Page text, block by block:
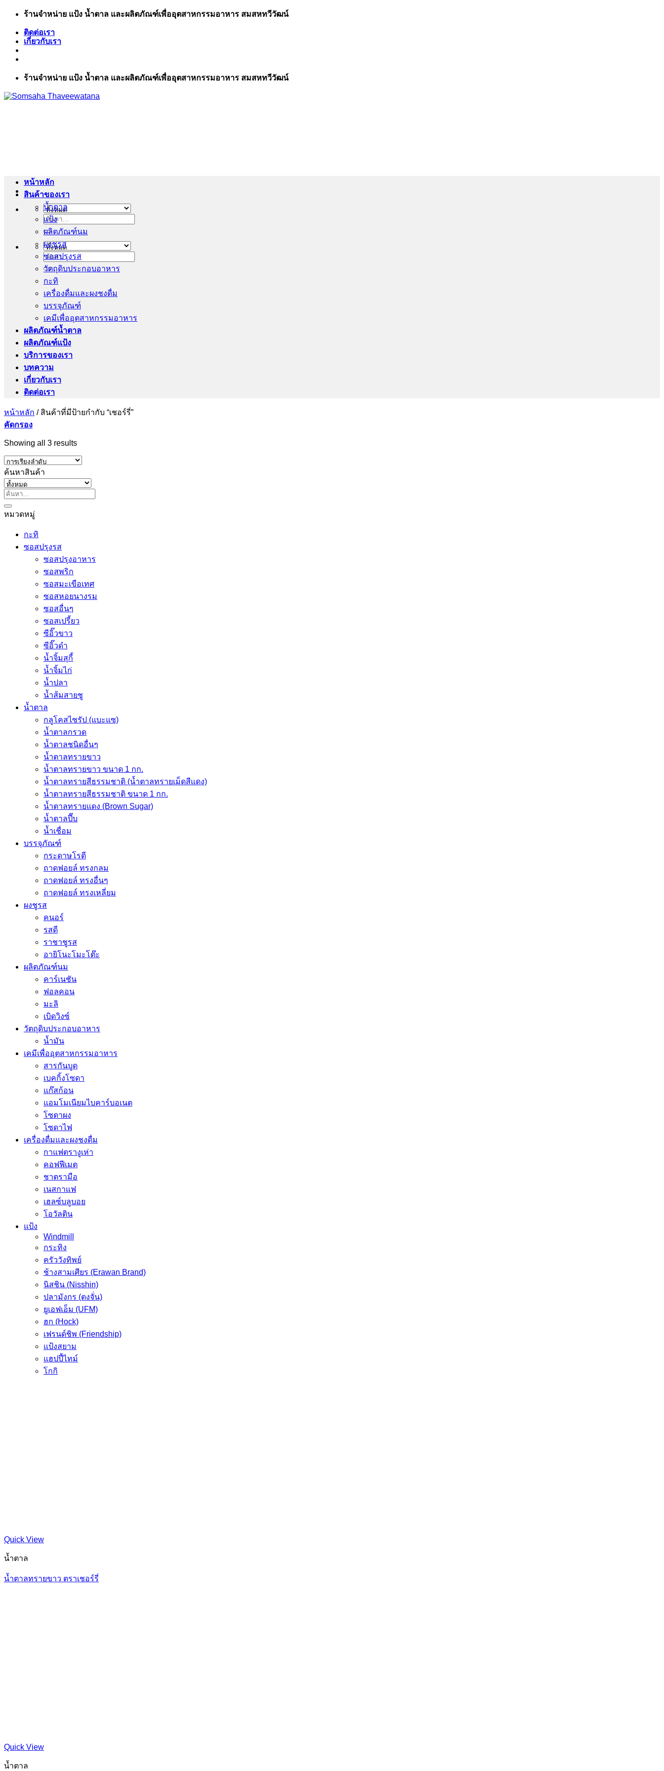
ข้าม
เนื้อหา
ร้านจำหน่าย แป้ง น้ำตาล และผลิตภัณฑ์เพื่ออุตสาหกรรมอาหาร สมสหทวีวัฒน์
ติดต่อเรา
เกี่ยวกับเรา
ร้านจำหน่าย แป้ง น้ำตาล และผลิตภัณฑ์เพื่ออุตสาหกรรมอาหาร สมสหทวีวัฒน์
ค้นหา:
ค้นหา:
หน้าหลัก
สินค้าของเรา
น้ำตาล
แป้ง
ผลิตภัณฑ์นม
ผงชูรส
ซอสปรุงรส
วัตถุดิบประกอบอาหาร
กะทิ
เครื่องดื่มและผงชงดื่ม
บรรจุภัณฑ์
เคมีเพื่ออุตสาหกรรมอาหาร
ผลิตภัณฑ์น้ำตาล
ผลิตภัณฑ์แป้ง
บริการของเรา
บทความ
เกี่ยวกับเรา
ติดต่อเรา
หน้าหลัก /สินค้าที่มีป้ายกำกับ “เชอร์รี่”
คัดกรอง
Showing all 3 results
ค้นหาสินค้า
ค้นหา:
หมวดหมู่
กะทิ
ซอสปรุงรส
ซอสปรุงอาหาร
ซอสพริก
ซอสมะเขือเทศ
ซอสหอยนางรม
ซอสอื่นๆ
ซอสเปรี้ยว
ซีอิ๊วขาว
ซีอิ๊วดำ
น้ำจิ้มสุกี้
น้ำจิ้มไก่
น้ำปลา
น้ำส้มสายชู
น้ำตาล
กลูโคสไซรัป (แบะแซ)
น้ำตาลกรวด
น้ำตาลชนิดอื่นๆ
น้ำตาลทรายขาว
น้ำตาลทรายขาว ขนาด 1 กก.
น้ำตาลทรายสีธรรมชาติ (น้ำตาลทรายเม็ดสีแดง)
น้ำตาลทรายสีธรรมชาติ ขนาด 1 กก.
น้ำตาลทรายแดง (Brown Sugar)
น้ำตาลปี๊บ
น้ำเชื่อม
บรรจุภัณฑ์
กระดาษโรตี
ถาดฟอยล์ ทรงกลม
ถาดฟอยล์ ทรงอื่นๆ
ถาดฟอยล์ ทรงเหลี่ยม
ผงชูรส
คนอร์
รสดี
ราชาชูรส
อายิโนะโมะโต๊ะ
ผลิตภัณฑ์นม
คาร์เนชัน
ฟอลคอน
มะลิ
เบิดวิงซ์
วัตถุดิบประกอบอาหาร
น้ำมัน
เคมีเพื่ออุตสาหกรรมอาหาร
สารกันบูด
เบคกิ้งโซดา
แก๊สก้อน
แอมโมเนียมไบคาร์บอเนต
โซดาผง
โซดาไฟ
เครื่องดื่มและผงชงดื่ม
กาแฟตรางูเห่า
คอฟฟีเมต
ชาตรามือ
เนสกาแฟ
เฮลซ์บลูบอย
โอวัลติน
แป้ง
Windmill
กระทิง
ครัววังทิพย์
ช้างสามเศียร (Erawan Brand)
นิสชิน (Nisshin)
ปลามังกร (ตงจั่น)
ยูเอฟเอ็ม (UFM)
ฮก (Hock)
เฟรนด์ชิพ (Friendship)
แป้งสยาม
แฮปปี้ไทม์
โกกิ
Quick View
น้ำตาล
น้ำตาลทรายขาว ตราเชอร์รี่
Quick View
น้ำตาล